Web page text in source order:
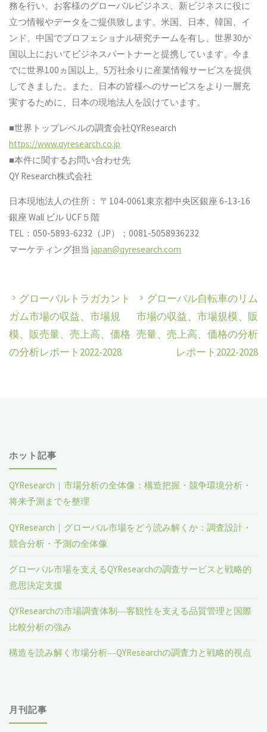
務を行い、お客様のグローバルビジネス、新ビジネスに役に
立つ情報やデータをご提供致します。米国、日本、韓国、イ
ンド、中国でプロフェショナル研究チームを有し、世界30か
国以上においてビジネスパートナーと提携しています。今ま
でに世界100ヵ国以上、5万社余りに産業情報サービスを提供
してきました。また、日本の皆様へのサービスをより一層充
実するために、日本の現地法人を設けています。
■世界トップレベルの調査会社QYResearch
https://www.qyresearch.co.jp
■本件に関するお問い合わせ先
QY Research株式会社
日本現地法人の住所： 〒104-0061東京都中央区銀座 6-13-16
銀座 Wall ビル UCF５階
TEL：050-5893-6232（JP）；0081-5058936232
マーケティング担当japan@qyresearch.com
グローバルトラガカント
ガム市場の収益、市場規
模、販売量、売上高、価格
の分析レポート2022-2028
グローバル自転車のリム
市場の収益、市場規模、販
売量、売上高、価格の分析
レポート2022-2028
ホット記事
QYResearch｜市場分析の全体像：構造把握・競争環境分析・
将来予測までを整理
QYResearch｜グローバル市場をどう読み解くか：調査設計・
競合分析・予測の全体像
グローバル市場を支えるQYResearchの調査サービスと戦略的
意思決定支援
QYResearchの市場調査体制―客観性を支える品質管理と国際
比較分析の強み
構造を読み解く市場分析―QYResearchの調査力と戦略的視点
月刊記事